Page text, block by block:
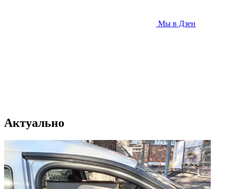
Мы в Дзен
Актуально